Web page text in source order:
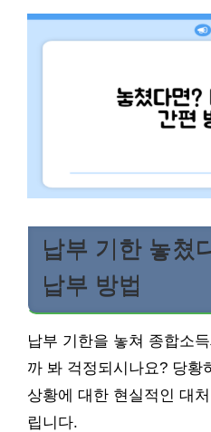
납부 기한 놓쳤
납부 방법
납부 기한을 놓쳐 종합소
까 봐 걱정되시나요? 당황
상황에 대한 현실적인 대
립니다.